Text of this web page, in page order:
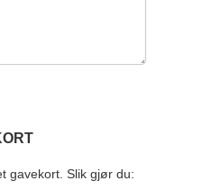
gavekort. Slik gjør du: